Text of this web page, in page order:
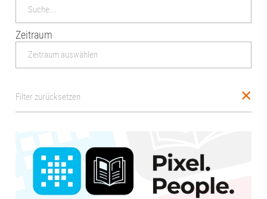
Zeitraum
Filter zurücksetzen